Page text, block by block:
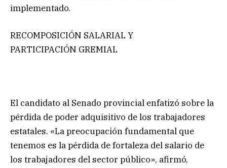
implementado.
RECOMPOSICIÓN SALARIAL Y
PARTICIPACIÓN GREMIAL
El candidato al Senado provincial enfatizó sobre la
pérdida de poder adquisitivo de los trabajadores
estatales. «La preocupación fundamental que
tenemos es la pérdida de fortaleza del salario de
los trabajadores del sector público», afirmó,